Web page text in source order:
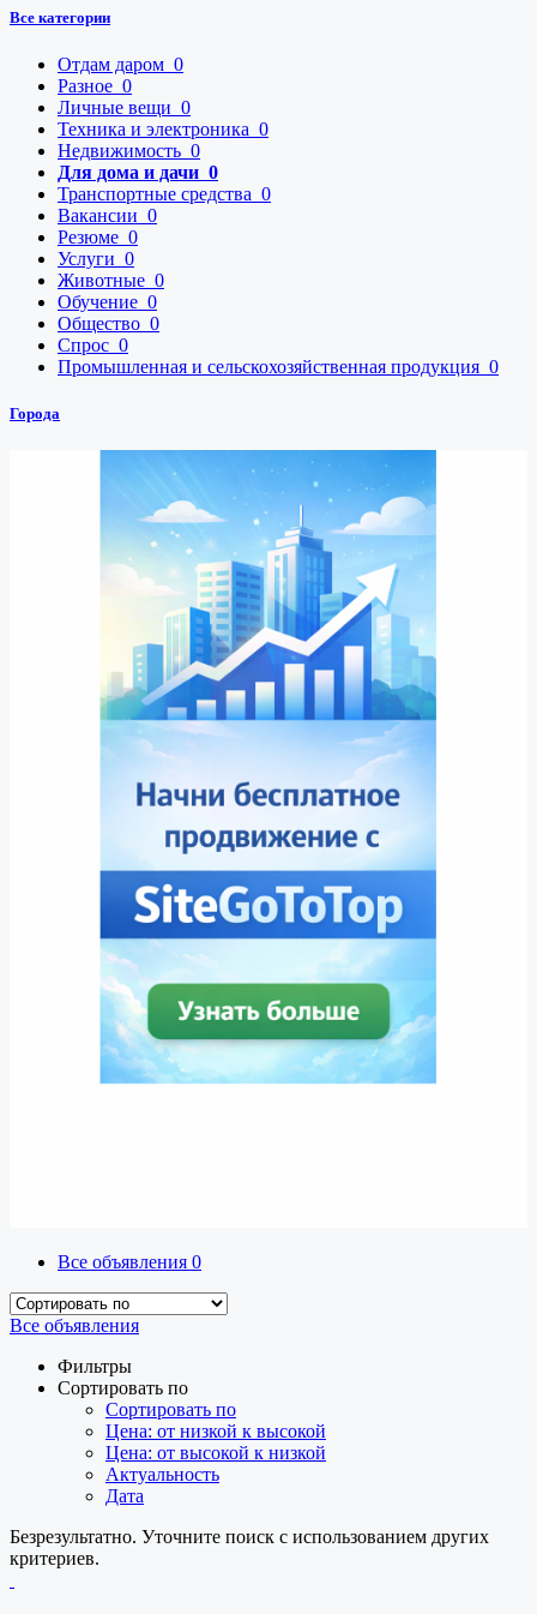
Все категории
Отдам даром 0
Разное 0
Личные вещи 0
Техника и электроника 0
Недвижимость 0
Для дома и дачи 0
Транспортные средства 0
Вакансии 0
Резюме 0
Услуги 0
Животные 0
Обучение 0
Общество 0
Спрос 0
Промышленная и сельскохозяйственная продукция 0
Города
Все объявления 0
Все объявления
Фильтры
Сортировать по
Сортировать по
Цена: от низкой к высокой
Цена: от высокой к низкой
Актуальность
Дата
Безрезультатно. Уточните поиск с использованием других
критериев.